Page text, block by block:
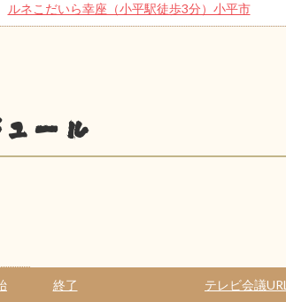
ルネこだいら幸座（小平駅徒歩3分）小平市
ール
終了 テレビ会議URL